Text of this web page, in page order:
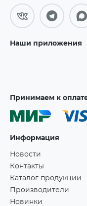
Наши приложения
Принимаем к
Информация
Новости
Контакты
Каталог продукции
Производители
Новинки